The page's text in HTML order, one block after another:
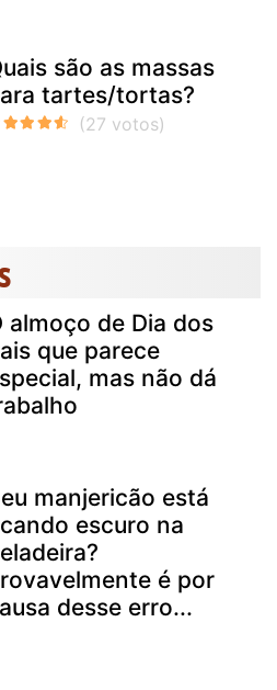
são as massas
tartes/tortas?
almoço de Dia dos
que parece
mas não dá
manjericão está
escuro na
é por
desse erro...